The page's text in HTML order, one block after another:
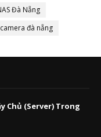
Đà Nẵng
đà nẵng
Chủ (Server) Trong